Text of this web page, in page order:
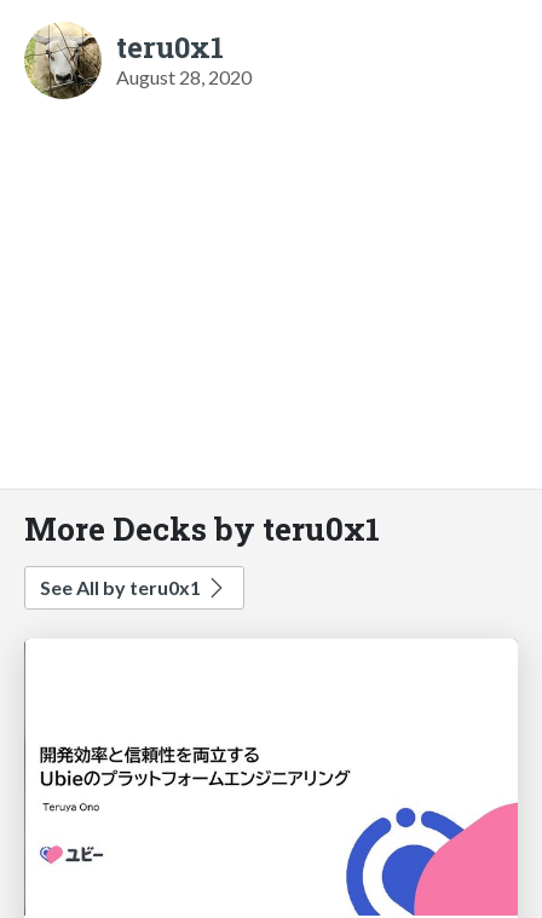
teru0x1
August 28, 2020
More Decks by teru0x1
See All by teru0x1